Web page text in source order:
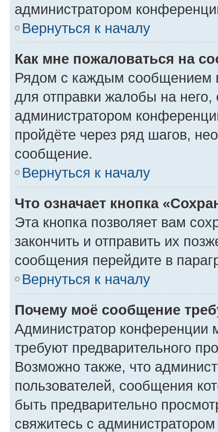
администратором
Вернуться к началу
Как мне пожаловаться на
Рядом с каждым сообщением
для отправки жалобы на
администратором
пройдёте через ряд шагов,
сообщение.
Вернуться к началу
Что означает кнопка
Эта кнопка позволяет вам
закончить и отправить их
сообщения перейдите в
Вернуться к началу
Почему моё сообщение
Администратор конференции
требуют предварительного
Возможно также, что
пользователей, сообщения
быть предварительно
свяжитесь с